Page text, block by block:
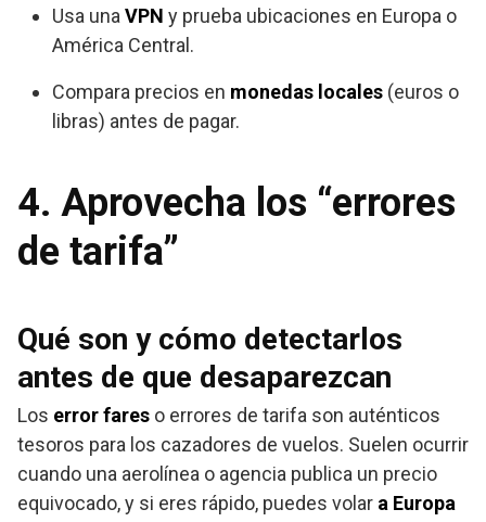
Usa una VPN y prueba ubicaciones en Europa o
América Central.
Compara precios en monedas locales (euros o
libras) antes de pagar.
4. Aprovecha los “errores
de tarifa”
Qué son y cómo detectarlos
antes de que desaparezcan
Los error fares o errores de tarifa son auténticos
tesoros para los cazadores de vuelos. Suelen ocurrir
cuando una aerolínea o agencia publica un precio
equivocado, y si eres rápido, puedes volar a Europa